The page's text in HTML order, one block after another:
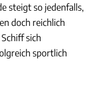
steigt so jedenfalls,
doch reichlich
sich
sportlich